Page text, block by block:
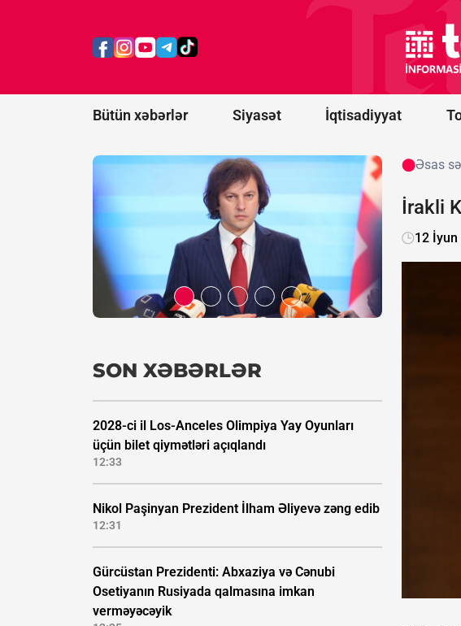
Bütün xəbərlər Siyasət İqtisadiyyat
Rusiya
törədilib
daha 12
gəmisi
məhv
SON XƏBƏRLƏR
2028-ci il Los-Anceles Olimpiya Yay Oyunları
üçün bilet qiymətləri açıqlandı
12:33
Nikol Paşinyan Prezident İlham Əliyevə zəng edib
12:31
Gürcüstan Prezidenti: Abxaziya və Cənubi
Osetiyanın Rusiyada qalmasına imkan
verməyəcəyik
Əsas
İrakli
12 İyun